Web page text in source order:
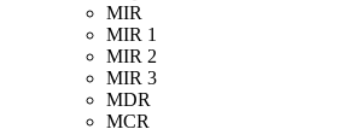
MIR
MIR 1
MIR 2
MIR 3
MDR
MCR